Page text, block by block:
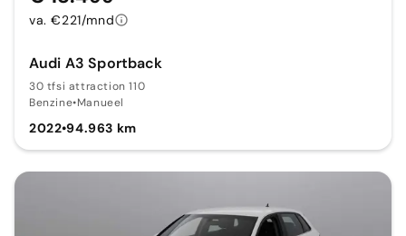
Audi A3 Sportback
30 tfsi attraction 110
Benzine•Manueel
2022•94.963 km
va. €221/mnd